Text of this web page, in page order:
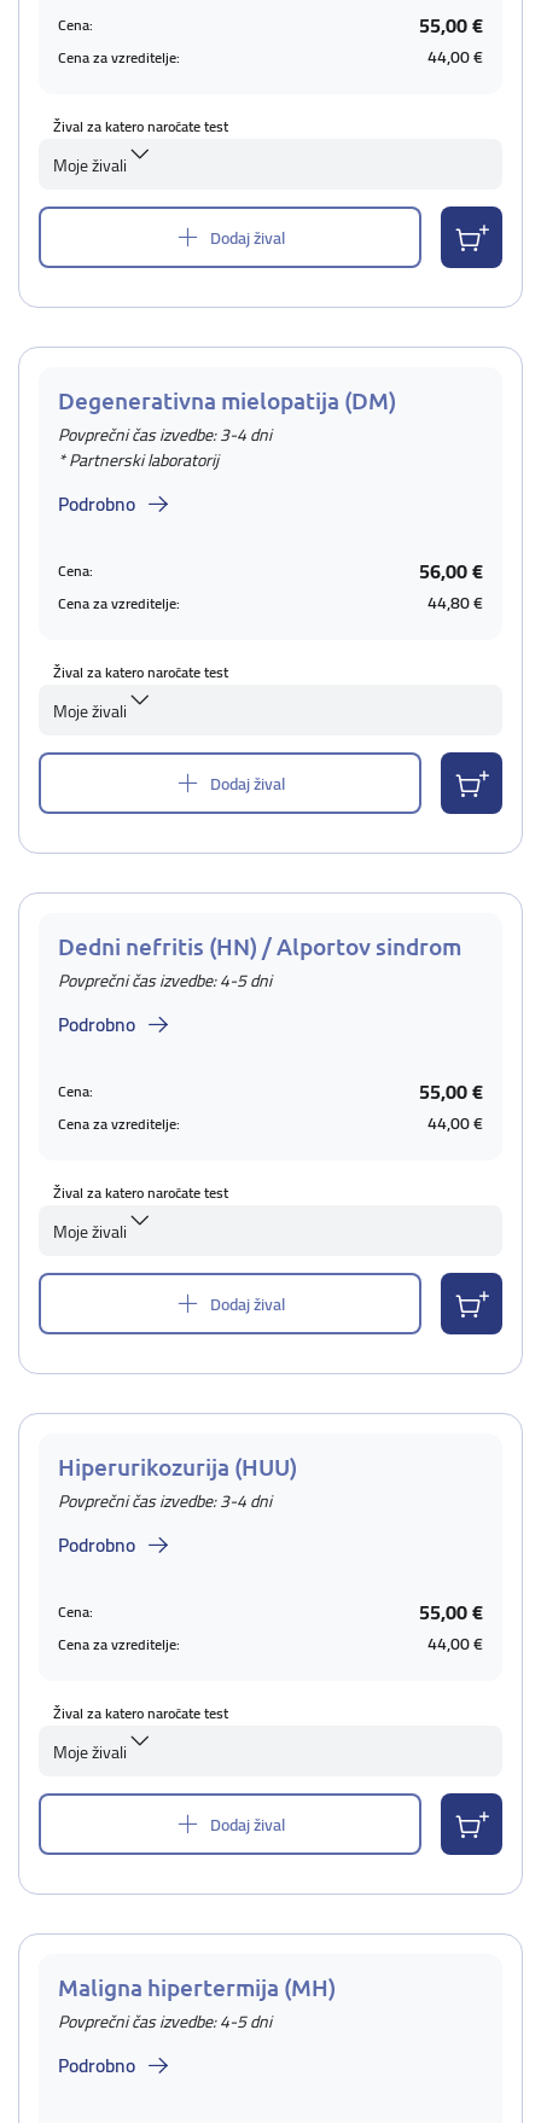
Cena: 55,00 €
Cena za vzreditelje: 44,00 €
Žival za katero naročate test
Moje živali
Dodaj žival
Degenerativna mielopatija (DM)
Povprečni čas izvedbe: 3-4 dni
* Partnerski laboratorij
Podrobno
Cena: 56,00 €
Cena za vzreditelje: 44,80 €
Žival za katero naročate test
Moje živali
Dodaj žival
Dedni nefritis (HN) / Alportov sindrom
Povprečni čas izvedbe: 4-5 dni
Podrobno
Cena: 55,00 €
Cena za vzreditelje: 44,00 €
Žival za katero naročate test
Moje živali
Dodaj žival
Hiperurikozurija (HUU)
Povprečni čas izvedbe: 3-4 dni
Podrobno
Cena: 55,00 €
Cena za vzreditelje: 44,00 €
Žival za katero naročate test
Moje živali
Dodaj žival
Maligna hipertermija (MH)
Povprečni čas izvedbe: 4-5 dni
Podrobno